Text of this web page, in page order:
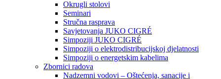
Okrugli stolovi
Seminari​
Stručna rasprava​
Savjetovanja JUKO CIGRÉ
Simpoziji JUKO CIGRÉ
Simpoziji o elektrodistribucijskoj djelatnosti
Simpoziji o energetskim kabelima
Zbornici radova
Nadzemni vodovi – Oštećenja, sanacije i